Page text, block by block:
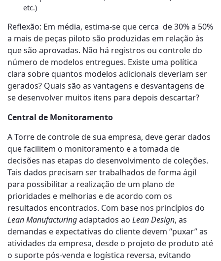
etc.)
Reflexão: Em média, estima-se que cerca de 30% a 50%
a mais de peças piloto são produzidas em relação às
que são aprovadas. Não há registros ou controle do
número de modelos entregues. Existe uma política
clara sobre quantos modelos adicionais deveriam ser
gerados? Quais são as vantagens e desvantagens de
se desenvolver muitos itens para depois descartar?
Central de Monitoramento
A Torre de controle de sua empresa, deve gerar dados
que facilitem o monitoramento e a tomada de
decisões nas etapas do desenvolvimento de coleções.
Tais dados precisam ser trabalhados de forma ágil
para possibilitar a realização de um plano de
prioridades e melhorias e de acordo com os
resultados encontrados. Com base nos princípios do
Lean Manufacturingadaptados ao Lean Design, as
demandas e expectativas do cliente devem “puxar” as
atividades da empresa, desde o projeto de produto até
o suporte pós-venda e logística reversa, evitando